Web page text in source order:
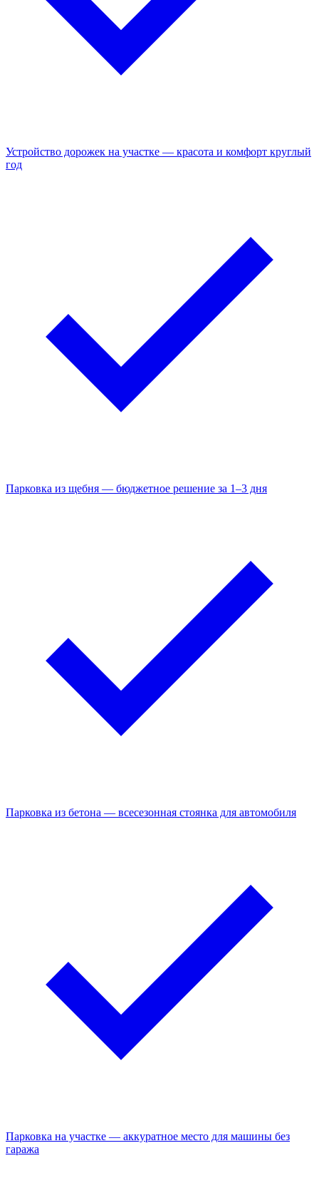
Устройство дорожек на участке — красота и комфорт круглый
год
Парковка из щебня — бюджетное решение за 1–3 дня
Парковка из бетона — всесезонная стоянка для автомобиля
Парковка на участке — аккуратное место для машины без
гаража